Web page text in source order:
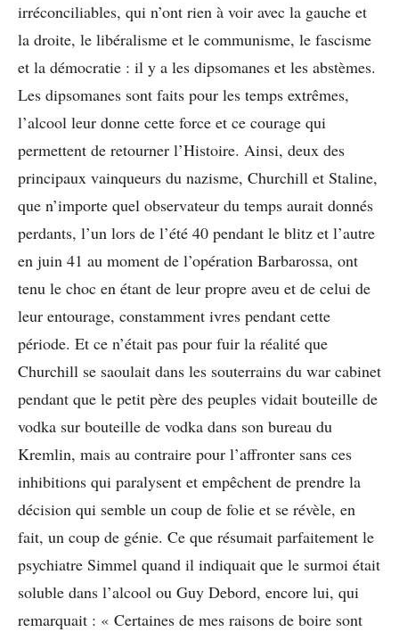
irréconciliables, qui n’ont rien à voir avec la gauche et
la droite, le libéralisme et le communisme, le fascisme
et la démocratie : il y a les dipsomanes et les abstèmes.
Les dipsomanes sont faits pour les temps extrêmes,
l’alcool leur donne cette force et ce courage qui
permettent de retourner l’Histoire. Ainsi, deux des
principaux vainqueurs du nazisme, Churchill et Staline,
que n’importe quel observateur du temps aurait donnés
perdants, l’un lors de l’été 40 pendant le blitz et l’autre
en juin 41 au moment de l’opération Barbarossa, ont
tenu le choc en étant de leur propre aveu et de celui de
leur entourage, constamment ivres pendant cette
période. Et ce n’était pas pour fuir la réalité que
Churchill se saoulait dans les souterrains du war cabinet
pendant que le petit père des peuples vidait bouteille de
vodka sur bouteille de vodka dans son bureau du
Kremlin, mais au contraire pour l’affronter sans ces
inhibitions qui paralysent et empêchent de prendre la
décision qui semble un coup de folie et se révèle, en
fait, un coup de génie. Ce que résumait parfaitement le
psychiatre Simmel quand il indiquait que le surmoi était
soluble dans l’alcool ou Guy Debord, encore lui, qui
remarquait : « Certaines de mes raisons de boire sont